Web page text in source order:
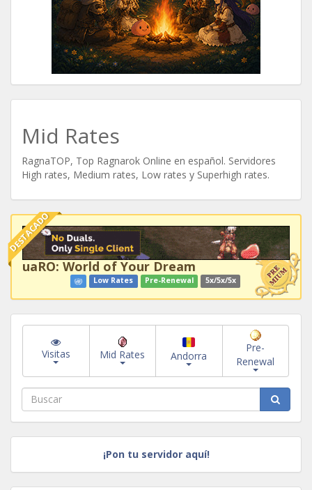
Mid Rates
RagnaTOP, Top Ragnarok Online en español. Servidores
High rates, Medium rates, Low rates y Superhigh rates.
DESTACADO
uaRO: World of Your Dream
Low Rates Pre-Renewal 5x/5x/5x
Visitas Mid Rates Andorra
Pre-
Renewal
¡Pon tu servidor aquí!